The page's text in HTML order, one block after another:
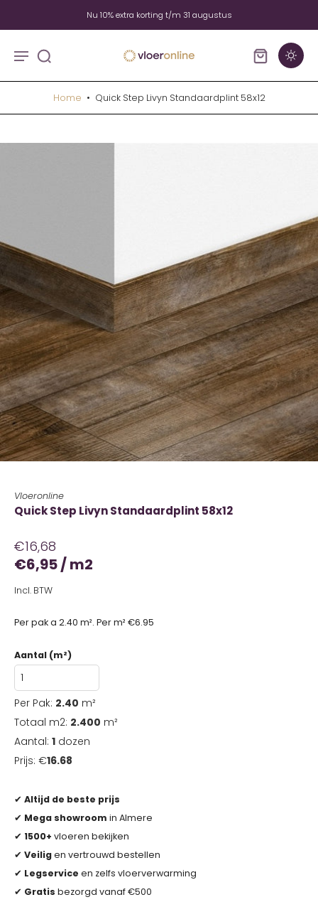
Nu 10% extra korting t/m 31 augustus
Home • Quick Step Livyn Standaardplint 58x12
Vloeronline
Quick Step Livyn Standaardplint 58x12
€16,68
€6,95/m2
Incl. BTW
Per pak a 2.40 m². Per m² €6.95
Aantal (m²)
Per Pak: 2.40 m²
Totaal m2: 2.400 m²
Aantal: 1 dozen
Prijs: €16.68
✔ Altijd de beste prijs
✔ Mega showroom in Almere
✔ 1500+ vloeren bekijken
✔ Veiligen vertrouwd bestellen
✔ Legservice en zelfs vloerverwarming
✔ Gratis bezorgd vanaf €500